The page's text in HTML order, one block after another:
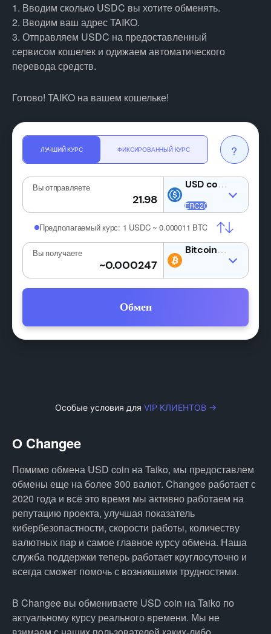
1. Вводим сколько USDC вы хотите обменять.
2. Вводим ваш адрес TAIKO.
3. Отправляем USDC на предоставленный
сервисом кошелек и одижаем автоматического
перевода средств.
Готово! TAIKO на вашем кошельке!
ЛУЧШИЙ КУРС ФИКСИРОВАННЫЙ КУРС ?
Вы отправляете USDC
Предполагаемый курс: 1 USDC ~ 0.000011 BTC
Вы получаете BTC
Обмен
Особые условия для VIP КЛИЕНТОВ →
О Changee
Помимо обмена USD coin на Taiko, мы предоставлем
обмены еще на более 300 валют. Changee работает с
2020 года и всё это время мы активно работаем на
репутацию проекта, улучшая показатель
кибербезопастности, скорости работы, количеству
валютных пар и самое главное курсу обмена. Наша
служба поддержки теперь работает круглосуточно и
всегда сможет помочь с возникшими трудностями.
В Changee вы обмениваете USD coin на Taiko по
актуальному курсу реального времени. Мы не